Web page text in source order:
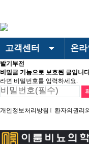
로그인
＋ 이룸비뇨기과
－ 이룸비뇨기과
· 이룸비뇨기과 스토
· 의료진소개
· 의료장비
· 진료시간/오시는길
＋ 전립선
－ 전립선
-AI로봇 전립선수술
고객센터
이룸비뇨기과
전립선
남성수술
발기부전
온
온라
카
온
검사
발기부전
비밀글 기능으로 보호된 글입니
라면 비밀번호를 입력하세요.
개인정보처리방침 I 환자의권리